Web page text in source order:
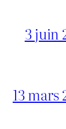
3 juin
13 mars